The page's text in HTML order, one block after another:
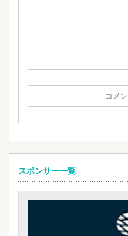
スポンサー一覧